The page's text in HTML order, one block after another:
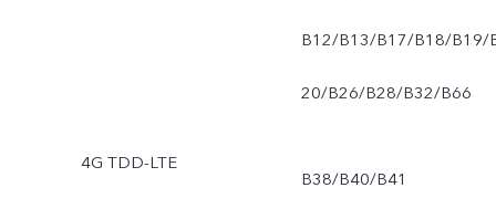
B12/B13/B17/B18/B19/
20/B26/B28/B32/B66
4G TDD-LTE
B38/B40/B41